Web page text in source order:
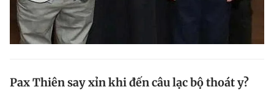
Pax Thiên say xỉn khi đến câu lạc bộ thoát y?